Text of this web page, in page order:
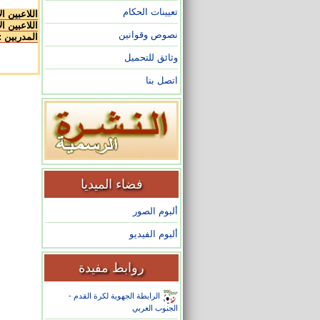
تعيينات الحكام
نصوص وقوانين
وثائق للتحميل
اتصل بنا
فضاء الميديا
ألبوم الصور
ألبوم الفيديو
روابط مفيدة
الرابطة الجهوية لكرة القدم -
الجنوب الغربي
اللاعبين
اللاعبين
المدربين :